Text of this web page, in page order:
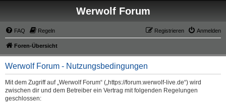
Werwolf Forum
FAQ Regeln Anmelden
Registrieren
Foren-Übersicht
Werwolf Forum - Nutzungsbedingungen
Mit dem Zugriff auf „Werwolf Forum“ („https://forum.werwolf-live.de“) wird
zwischen dir und dem Betreiber ein Vertrag mit folgenden Regelungen
geschlossen: